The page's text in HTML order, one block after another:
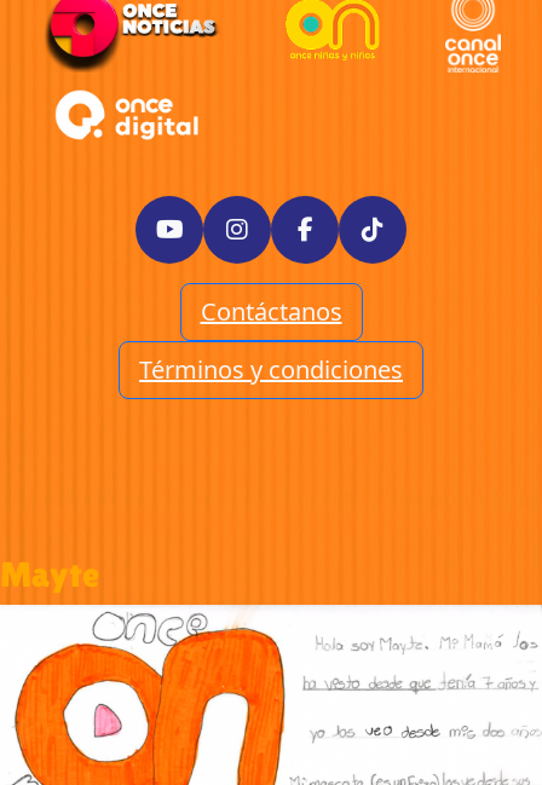
Contáctanos
Términos y condiciones
Mayte